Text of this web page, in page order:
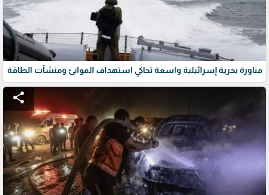
مناورة بحرية إسرائيلية واسعة تحاكي استهداف الموانئ ومنشآت الطاقة
share